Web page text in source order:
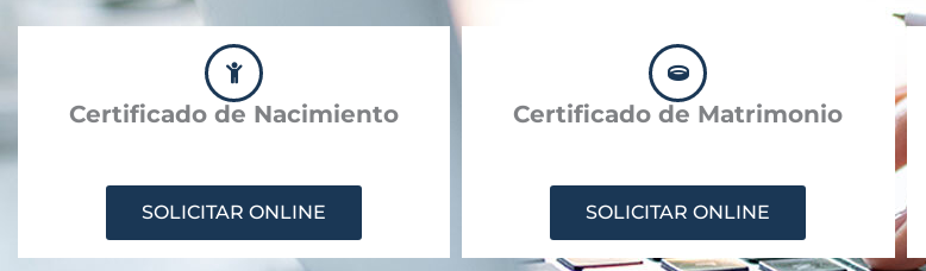
Certificado de Nacimiento
SOLICITAR ONLINE
Certificado de Matrimonio
SOLICITAR ONLINE